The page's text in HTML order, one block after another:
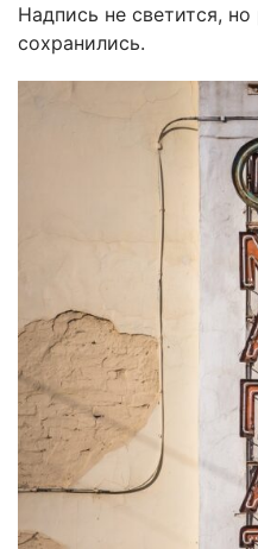
Надпись не светится,
сохранились.